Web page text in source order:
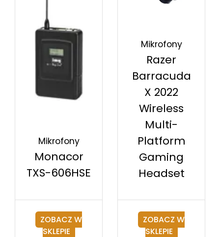
Mikrofony
Monacor
TXS-606HSE
ZOBACZ W
SKLEPIE
Mikrofony
Razer
Barracuda
X 2022
Wireless
Multi-
Platform
Gaming
Headset
ZOBACZ W
SKLEPIE